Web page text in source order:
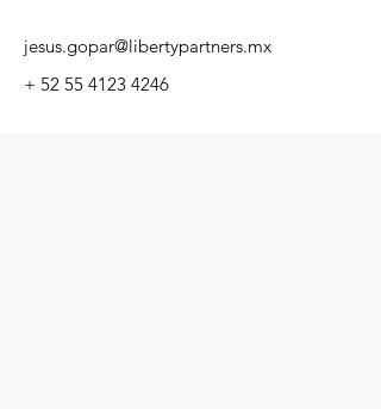
jesus.gopar@libertypartners.mx
+ 52 55 4123 4246